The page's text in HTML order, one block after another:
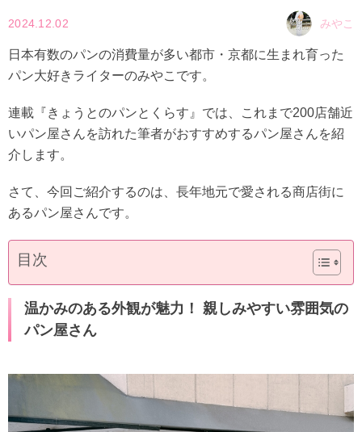
2024.12.02 みやこ
日本有数のパンの消費量が多い都市・京都に生まれ育った
パン大好きライターのみやこです。
連載『きょうとのパンとくらす』では、これまで200店舗近
いパン屋さんを訪れた筆者がおすすめするパン屋さんを紹
介します。
さて、今回ご紹介するのは、長年地元で愛される商店街に
あるパン屋さんです。
目次
温かみのある外観が魅力！ 親しみやすい雰囲気の
パン屋さん